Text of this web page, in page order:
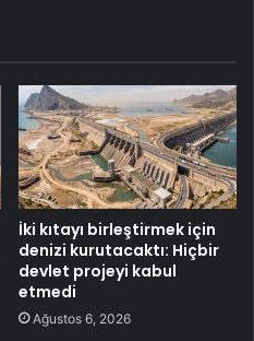
İki kıtayı birleştirmek için
denizi kurutacaktı: Hiçbir
devlet projeyi kabul
etmedi
Ağustos 6, 2026